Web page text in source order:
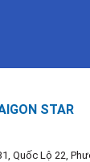
STAR
Quốc Lộ 22,